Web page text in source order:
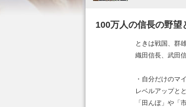
100万人の信長の野望
ときは戦国、群
織田信長、武田
・自分だけのマ
レベルアップと
「田んぼ」や「